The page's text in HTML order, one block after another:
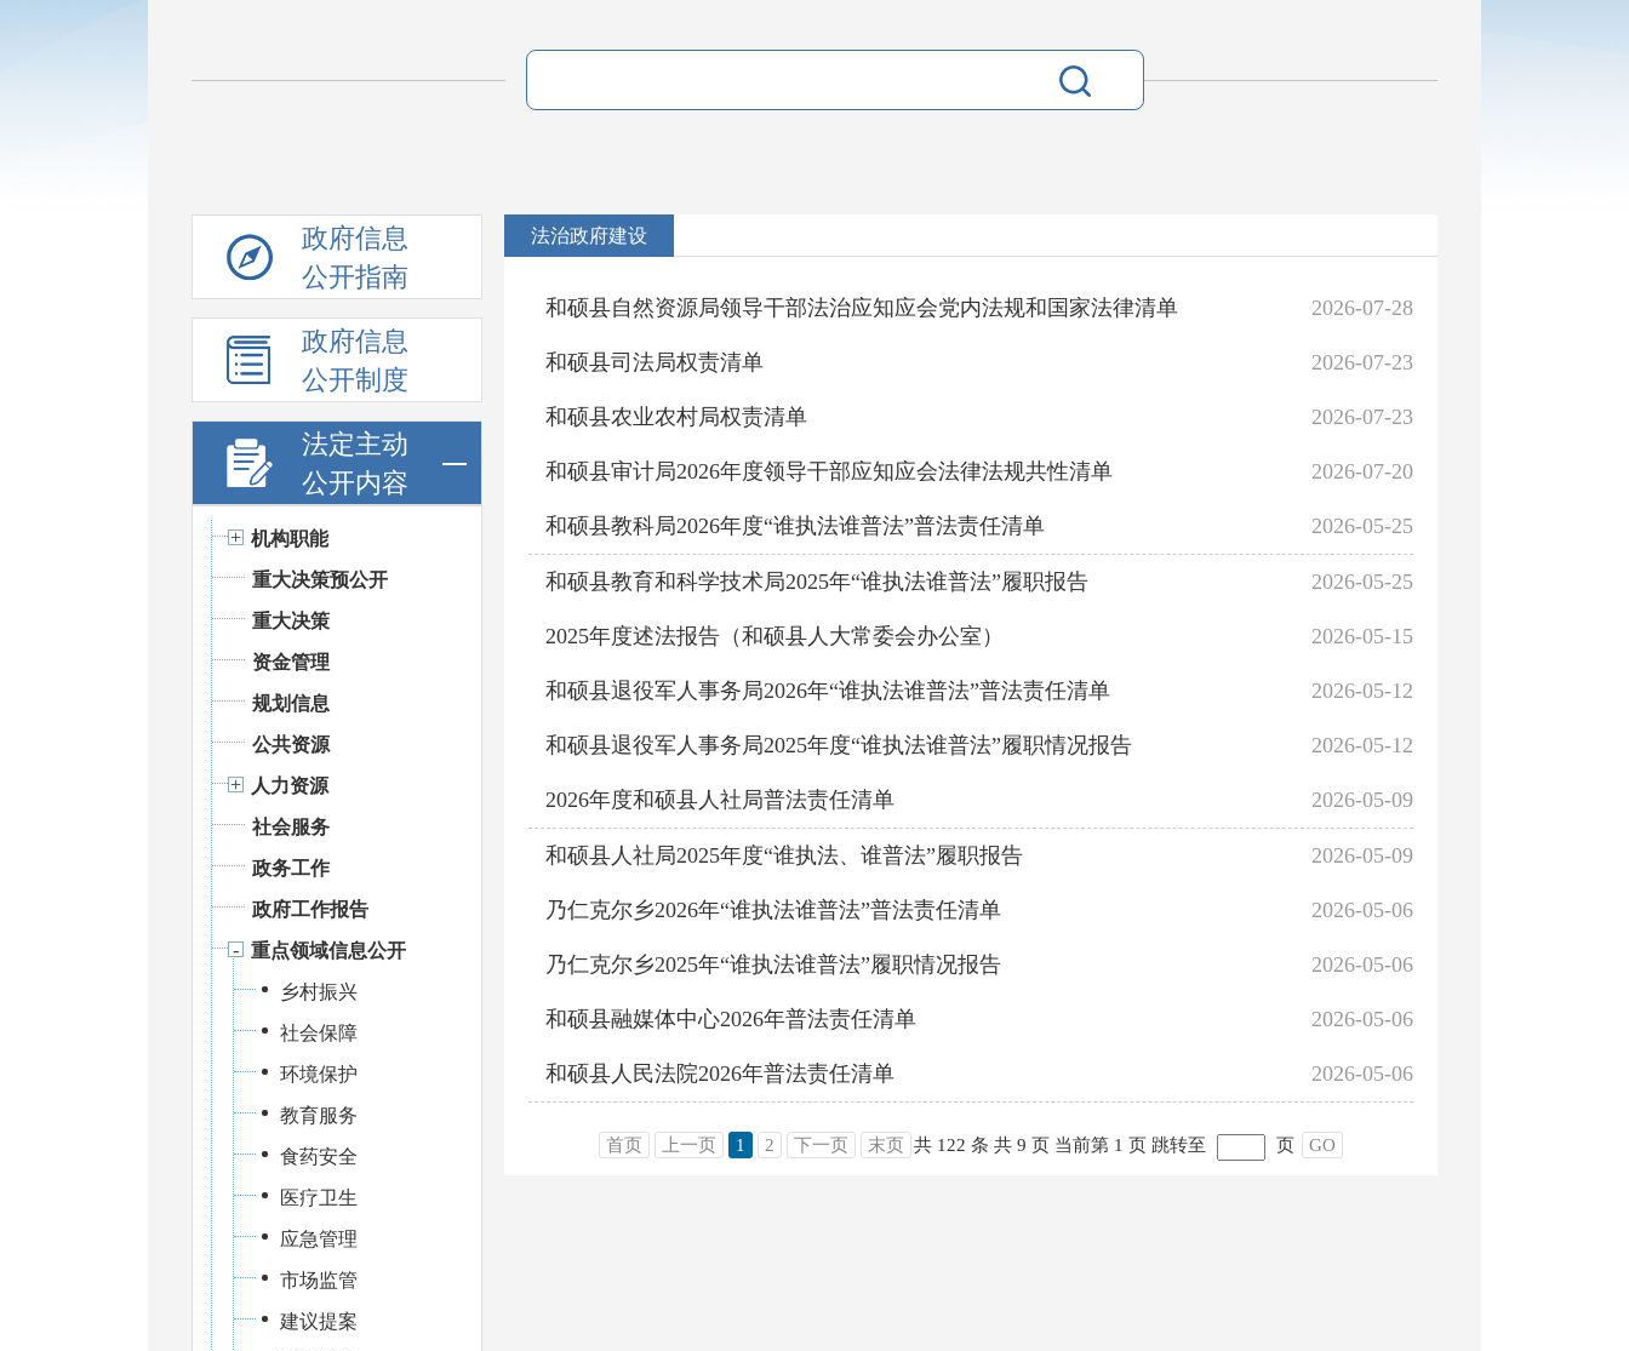
政府信息
公开指南
政府信息
公开制度
法定主动
公开内容
机构职能
重大决策预公开
重大决策
资金管理
规划信息
公共资源
人力资源
社会服务
政务工作
政府工作报告
重点领域信息公开
乡村振兴
社会保障
环境保护
教育服务
食药安全
医疗卫生
应急管理
市场监管
建议提案
法治政府建设
2026-07-28
和硕县自然资源局领导干部法治应知应会党内法规和国家法律清单
2026-07-23
和硕县司法局权责清单
2026-07-23
和硕县农业农村局权责清单
2026-07-20
和硕县审计局2026年度领导干部应知应会法律法规共性清单
2026-05-25
和硕县教科局2026年度“谁执法谁普法”普法责任清单
2026-05-25
和硕县教育和科学技术局2025年“谁执法谁普法”履职报告
2026-05-15
2025年度述法报告（和硕县人大常委会办公室）
2026-05-12
和硕县退役军人事务局2026年“谁执法谁普法”普法责任清单
2026-05-12
和硕县退役军人事务局2025年度“谁执法谁普法”履职情况报告
2026-05-09
2026年度和硕县人社局普法责任清单
2026-05-09
和硕县人社局2025年度“谁执法、谁普法”履职报告
2026-05-06
乃仁克尔乡2026年“谁执法谁普法”普法责任清单
2026-05-06
乃仁克尔乡2025年“谁执法谁普法”履职情况报告
2026-05-06
和硕县融媒体中心2026年普法责任清单
2026-05-06
和硕县人民法院2026年普法责任清单
首页 上一页 1 2 下一页 末页 共 122 条 共 9 页 当前第 1 页 跳转至 页 GO